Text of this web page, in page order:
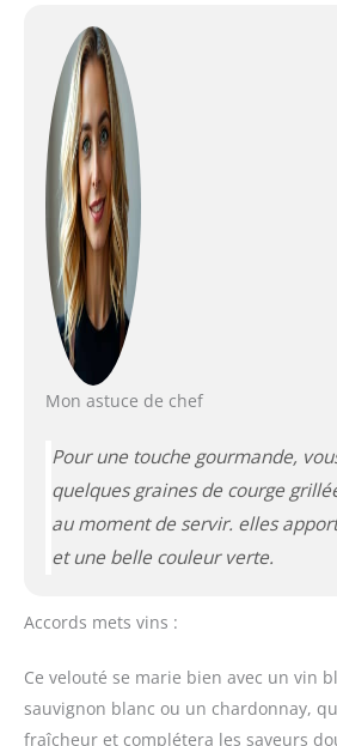
Mon astuce de chef
Pour une touche gourmande,
quelques graines de courge
au moment de servir. elles
et une belle couleur verte.
Accords mets vins :
Ce velouté se marie bien avec un vin
sauvignon blanc ou un chardonnay,
fraîcheur et complétera les saveurs